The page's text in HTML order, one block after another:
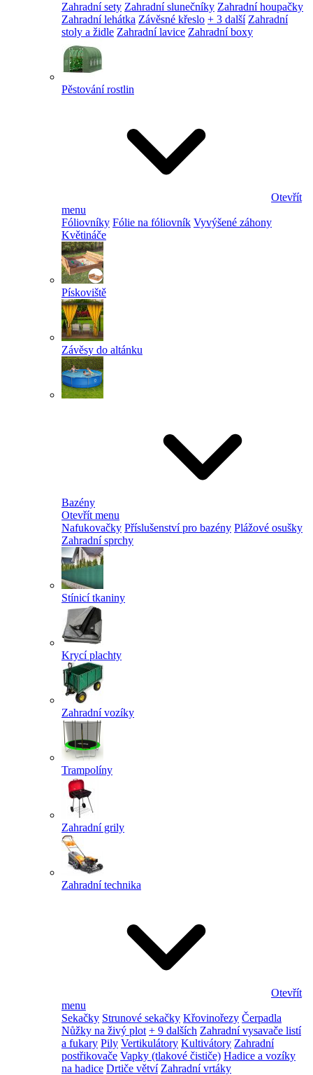
Zahradní sety Zahradní slunečníky Zahradní houpačky
Zahradní lehátka Závěsné křeslo + 3 další Zahradní
stoly a židle Zahradní lavice Zahradní boxy
Pěstování rostlin
Otevřít
menu
Fóliovníky Fólie na fóliovník Vyvýšené záhony
Květináče
Pískoviště
Závěsy do altánku
Bazény
Otevřít menu
Nafukovačky Příslušenství pro bazény Plážové osušky
Zahradní sprchy
Stínicí tkaniny
Krycí plachty
Zahradní vozíky
Trampolíny
Zahradní grily
Zahradní technika
Otevřít
menu
Sekačky Strunové sekačky Křovinořezy Čerpadla
Nůžky na živý plot + 9 dalších Zahradní vysavače listí
a fukary Pily Vertikulátory Kultivátory Zahradní
postřikovače Vapky (tlakové čističe) Hadice a vozíky
na hadice Drtiče větví Zahradní vrtáky